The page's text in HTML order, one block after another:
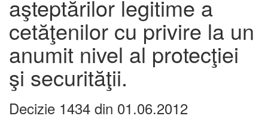
aşteptărilor legitime a
cetăţenilor cu privire la un
anumit nivel al protecţiei
şi securităţii.
Decizie 1434 din 01.06.2012